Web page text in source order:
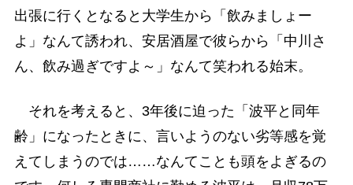
出張に行くとなると大学生から「飲みましょー
よ」なんて誘われ、安居酒屋で彼らから「中川さ
ん、飲み過ぎですよ～」なんて笑われる始末。
それを考えると、3年後に迫った「波平と同年
齢」になったときに、言いようのない劣等感を覚
えてしまうのでは……なんてことも頭をよぎるの